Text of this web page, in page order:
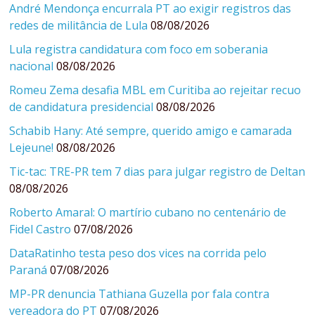
André Mendonça encurrala PT ao exigir registros das
redes de militância de Lula 08/08/2026
Lula registra candidatura com foco em soberania
nacional 08/08/2026
Romeu Zema desafia MBL em Curitiba ao rejeitar recuo
de candidatura presidencial 08/08/2026
Schabib Hany: Até sempre, querido amigo e camarada
Lejeune! 08/08/2026
Tic-tac: TRE-PR tem 7 dias para julgar registro de Deltan
08/08/2026
Roberto Amaral: O martírio cubano no centenário de
Fidel Castro 07/08/2026
DataRatinho testa peso dos vices na corrida pelo
Paraná 07/08/2026
MP-PR denuncia Tathiana Guzella por fala contra
vereadora do PT 07/08/2026